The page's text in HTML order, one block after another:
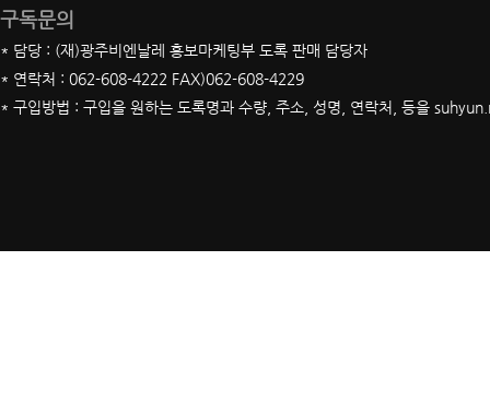
구독문의
* 담당 : (재)광주비엔날레 홍보마케팅부 도록 판매 담당자
* 연락처 : 062-608-4222 FAX)062-608-4229
* 구입방법 : 구입을 원하는 도록명과 수량, 주소, 성명, 연락처, 등을